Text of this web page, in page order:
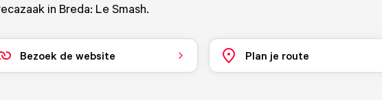
in Breda: Le Smash.
Bezoek de website Plan je route